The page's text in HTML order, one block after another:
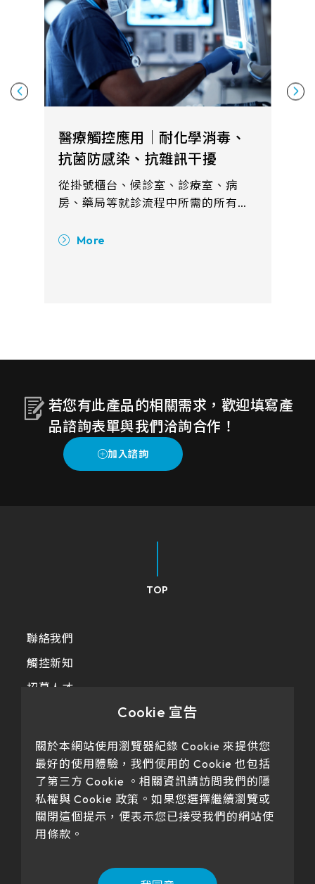
醫療觸控應用｜耐化學消毒、
抗菌防感染、抗雜訊干擾
從掛號櫃台、候診室、診療室、病
房、藥局等就診流程中所需的所有健
可見觸控產品的需求。整合觸控顯示
More
若您有此產品的相關需求，歡迎填寫產
品諮詢表單與我們洽詢合作！
TOP
聯絡我們
觸控新知
招募人才
Our products have passed certification
Cookie 宣告
關於本網站使用瀏覽器紀錄 Cookie 來提供您
最好的使用體驗，我們使用的 Cookie 也包括
了第三方 Cookie 。相關資訊請訪問我們的隱
私權與 Cookie 政策。如果您選擇繼續瀏覽或
關閉這個提示，便表示您已接受我們的網站使
用條款。